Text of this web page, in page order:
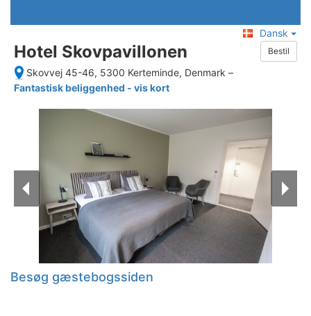
Dansk
Hotel Skovpavillonen Bestil
Skovvej 45-46, 5300 Kerteminde, Denmark –
Fantastisk beliggenhed - vis kort
Besøg gæstebogssiden